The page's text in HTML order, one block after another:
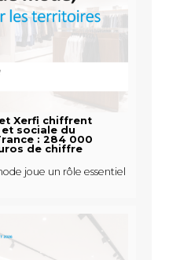
Xerfi chiffrent
sociale du
: 284 000
de chiffre
joue un rôle essentiel